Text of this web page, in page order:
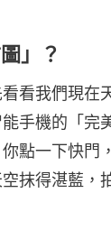
」？
看我們現在
手機的「完
點一下快門
抹得湛藍，